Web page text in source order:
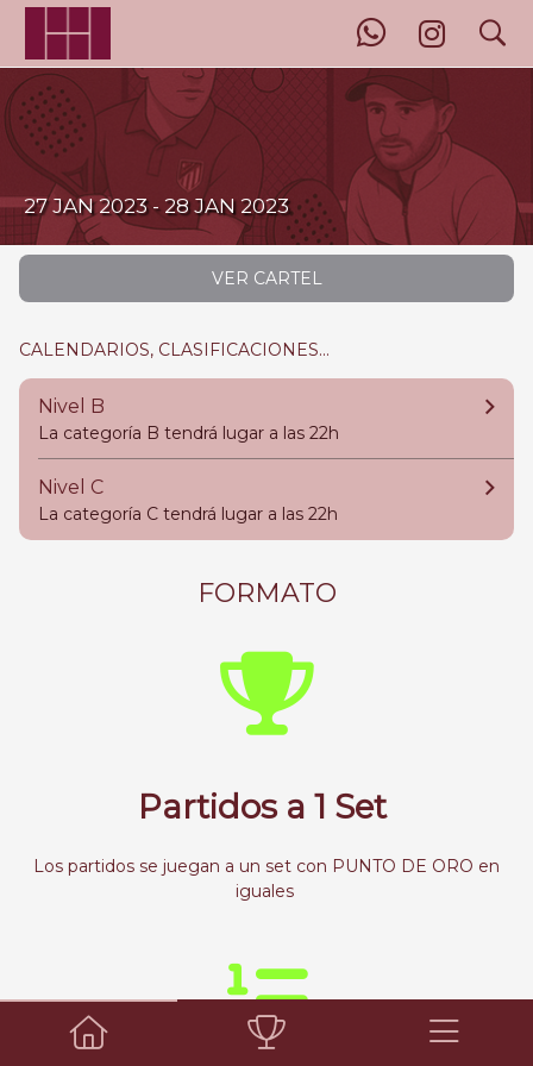
search
4TO TORNEO
27 JAN 2023 - 28 JAN 2023
VER CARTEL
CALENDARIOS, CLASIFICACIONES...
Nivel B
La categoría B tendrá lugar a las 22h
Nivel C
La categoría C tendrá lugar a las 22h
FORMATO
Partidos a 1 Set
Los partidos se juegan a un set con PUNTO DE ORO en
iguales